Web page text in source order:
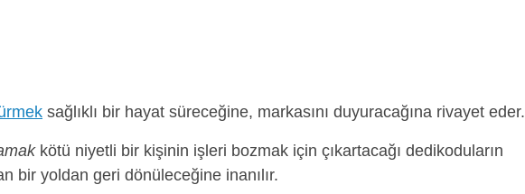
sağlıklı bir hayat süreceğine, markasını duyuracağına rivayet eder.
kötü niyetli bir kişinin işleri bozmak için çıkartacağı dedikoduların
bir yoldan geri dönüleceğine inanılır.